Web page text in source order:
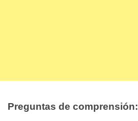
Preguntas de comprensión: